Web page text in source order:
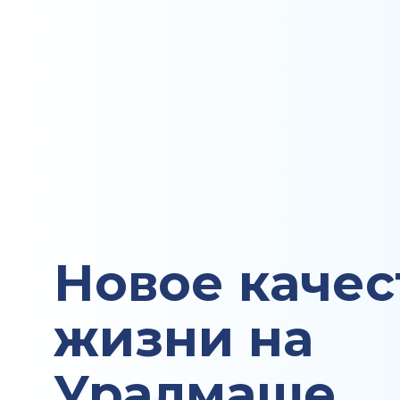
Новое
жизни на